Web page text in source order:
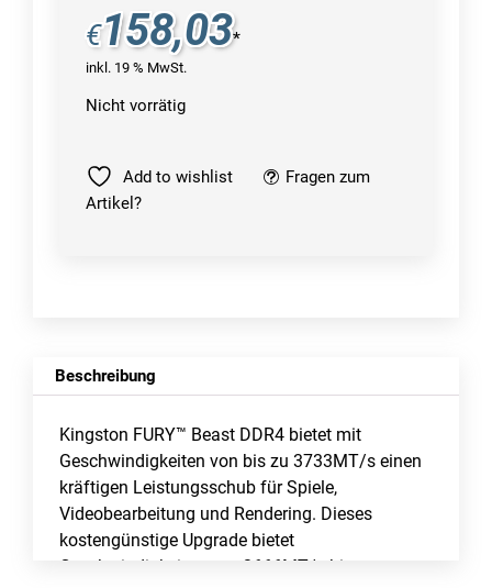
€158,03*
inkl. 19 % MwSt.
Nicht vorrätig
Add to wishlist
Fragen zum
Artikel?
Beschreibung
Kingston FURY™ Beast DDR4 bietet mit
Geschwindigkeiten von bis zu 3733MT/s einen
kräftigen Leistungsschub für Spiele,
Videobearbeitung und Rendering. Dieses
kostengünstige Upgrade bietet
Geschwindigkeiten von 2666MT/s bis